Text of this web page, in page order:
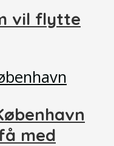
vil flytte
med